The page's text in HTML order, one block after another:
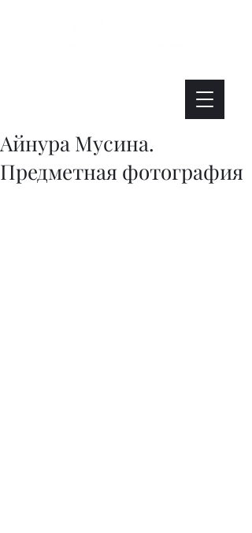
Айнура Мусина.
Предметная фотография